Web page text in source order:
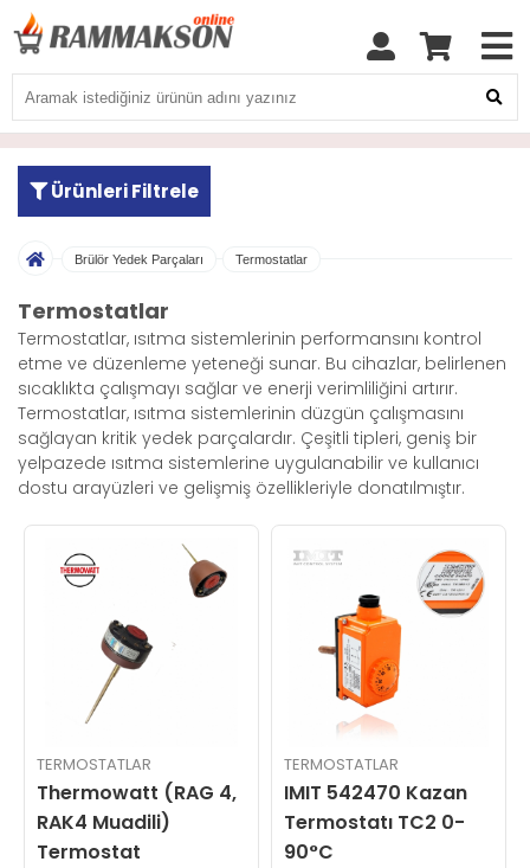
Ürünleri Filtrele
Brülör Yedek Parçaları Termostatlar
Termostatlar
Termostatlar, ısıtma sistemlerinin performansını kontrol
etme ve düzenleme yeteneği sunar. Bu cihazlar, belirlenen
sıcaklıkta çalışmayı sağlar ve enerji verimliliğini artırır.
Termostatlar, ısıtma sistemlerinin düzgün çalışmasını
sağlayan kritik yedek parçalardır. Çeşitli tipleri, geniş bir
yelpazede ısıtma sistemlerine uygulanabilir ve kullanıcı
dostu arayüzleri ve gelişmiş özellikleriyle donatılmıştır.
TERMOSTATLAR
Thermowatt (RAG 4,
RAK4 Muadili)
Termostat
TERMOSTATLAR
IMIT 542470 Kazan
Termostatı TC2 0-
90°C